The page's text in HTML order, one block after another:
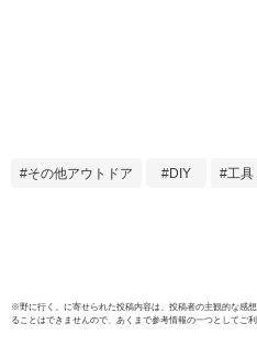
その他アウトドア DIY 工具
※野に行く。 に寄せられた投稿内容は、投稿者の主観的な感
ることはできませんので、あくまで参考情報の一つとしてご利